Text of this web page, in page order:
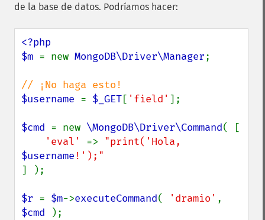
de la base de datos. Podríamos hacer:
<?php
$m = new MongoDB\Driver\Manager;
$username = $_GET[ 'field' ];
$cmd = new \MongoDB\Driver\Command( [
'eval' =>
$username
] );
$r = $m->executeCommand( 'dramio'
$cmd